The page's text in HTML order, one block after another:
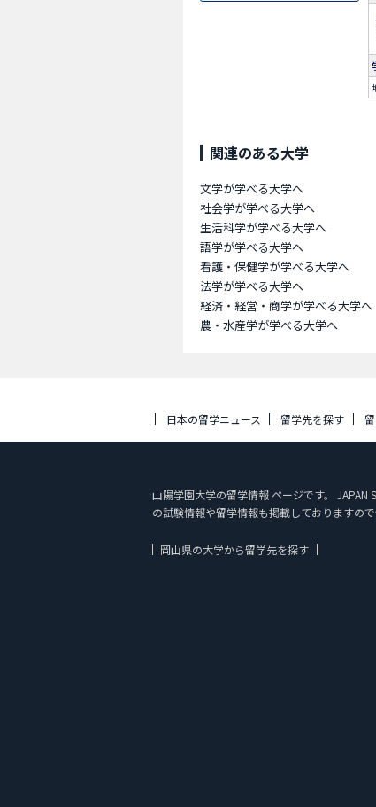
関連のある大学
文学が学べる大学へ
社会学が学べる大学へ
生活科学が学べる大学へ
語学が学べる大学へ
看護・保健学が学べる大学へ
法学が学べる大学へ
経済・経営・商学が学べる大学へ
農・水産学が学べる大学へ
日本の留学ニュース 留学先を探す
山陽学園大学の留学情報 ページです。
の試験情報や留学情報も掲載しておりますので
岡山県の大学から留学先を探す